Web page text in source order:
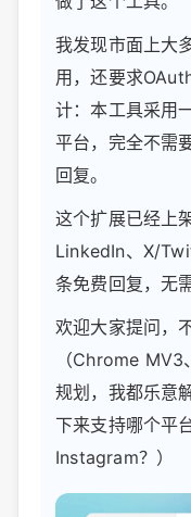
我发现市面上大
用，还要求
计：本工具采用
平台，完全不需
回复。
这个扩展已经上
LinkedIn、X/
条免费回复，无
欢迎大家提问，
（Chrome
规划，我都乐意
下来支持哪个平
Instagram？）